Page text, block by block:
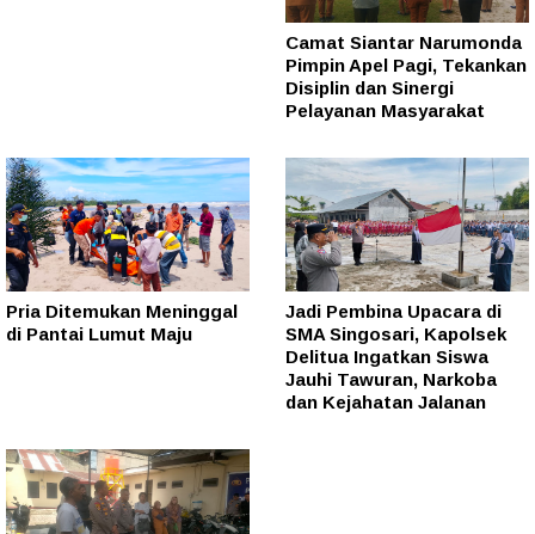
Camat Siantar Narumonda
Pimpin Apel Pagi, Tekankan
Disiplin dan Sinergi
Pelayanan Masyarakat
Pria Ditemukan Meninggal
di Pantai Lumut Maju
Jadi Pembina Upacara di
SMA Singosari, Kapolsek
Delitua Ingatkan Siswa
Jauhi Tawuran, Narkoba
dan Kejahatan Jalanan